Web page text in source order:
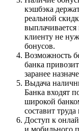
кэшбэка
реальной
клиенту не
бонусов.
Возможность
банка
заранее
Выдача
Банка входят
широкой
составит
Доступ к
и мобильного